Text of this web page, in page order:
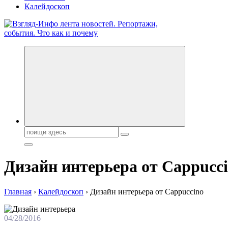
Калейдоскоп
Обо всем и обо всех, что зачем и почему. Новости политики,
Поиск:
Дизайн интерьера от
Главная › Калейдоскоп › Дизайн интерьера от Cappuccino
04/28/2016